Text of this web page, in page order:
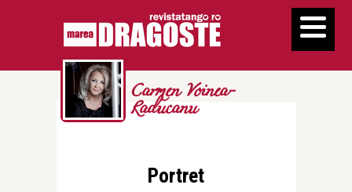
Carmen Voinea-
Raducanu
Portret